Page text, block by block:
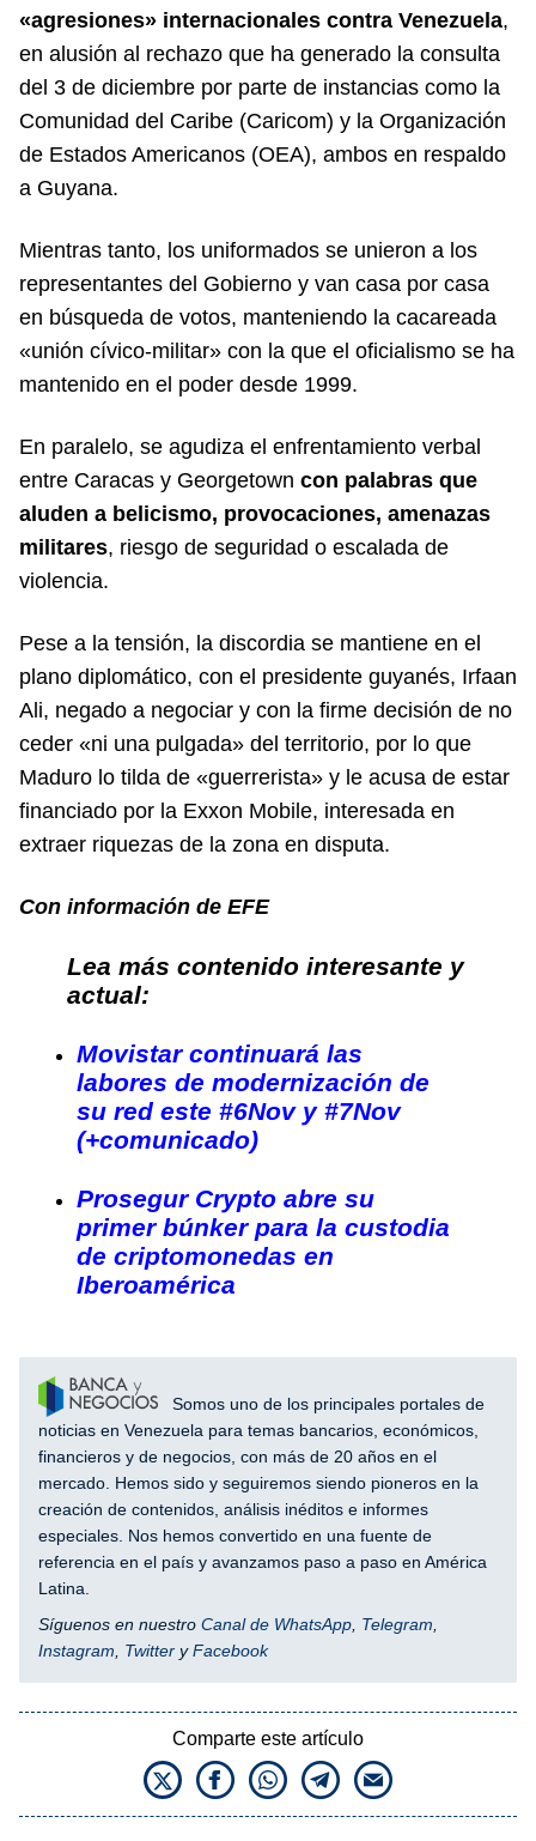
«agresiones» internacionales contra Venezuela,
en alusión al rechazo que ha generado la consulta
del 3 de diciembre por parte de instancias como la
Comunidad del Caribe (Caricom) y la Organización
de Estados Americanos (OEA), ambos en respaldo
a Guyana.
Mientras tanto, los uniformados se unieron a los
representantes del Gobierno y van casa por casa
en búsqueda de votos, manteniendo la cacareada
«unión cívico-militar» con la que el oficialismo se ha
mantenido en el poder desde 1999.
En paralelo, se agudiza el enfrentamiento verbal
entre Caracas y Georgetown con palabras que
aluden a belicismo, provocaciones, amenazas
militares, riesgo de seguridad o escalada de
violencia.
Pese a la tensión, la discordia se mantiene en el
plano diplomático, con el presidente guyanés, Irfaan
Ali, negado a negociar y con la firme decisión de no
ceder «ni una pulgada» del territorio, por lo que
Maduro lo tilda de «guerrerista» y le acusa de estar
financiado por la Exxon Mobile, interesada en
extraer riquezas de la zona en disputa.
Con información de EFE
Lea más contenido interesante y
actual:
Movistar continuará las
labores de modernización de
su red este #6Nov y #7Nov
(+comunicado)
Prosegur Crypto abre su
primer búnker para la custodia
de criptomonedas en
Iberoamérica
Somos uno de los principales portales de
noticias en Venezuela para temas bancarios, económicos,
financieros y de negocios, con más de 20 años en el
mercado. Hemos sido y seguiremos siendo pioneros en la
creación de contenidos, análisis inéditos e informes
especiales. Nos hemos convertido en una fuente de
referencia en el país y avanzamos paso a paso en América
Latina.
Síguenos en nuestro Canal de WhatsApp Telegram
Instagram
Twitter yFacebook
Comparte este artículo